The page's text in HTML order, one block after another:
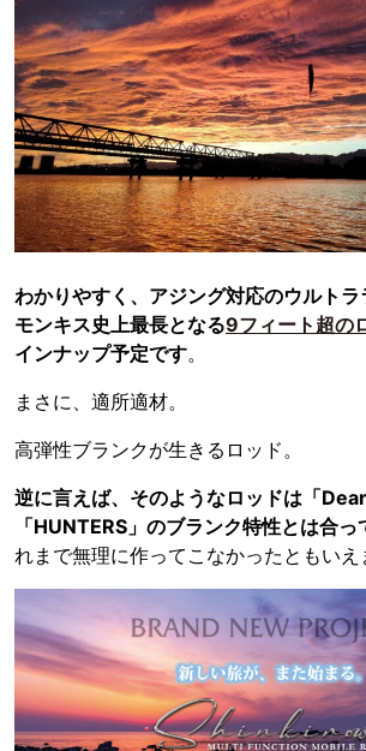
わかりやすく、アジング対応のウルトラ
モンキス史上最長となる9フィート超の
インナップ予定です。
まさに、適所適材。
高弾性ブランクが生きるロッド。
逆に言えば、そのようなロッドは「
「HUNTERS」のブランク特性とは合っ
れまで無理に作ってこなかったともいえ